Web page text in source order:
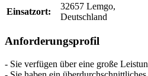
Einsatzort:
32657 Lemgo,
Deutschland
Anforderungsprofil
- Sie verfügen über eine große